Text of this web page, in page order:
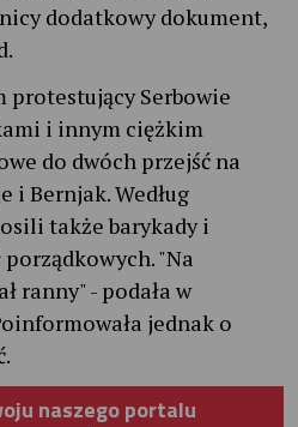
dodatkowy dokument,
protestujący Serbowie
i innym ciężkim
do dwóch przejść na
i Bernjak. Według
także barykady i
"Na
ranny" - podała w
jednak o
naszego portalu